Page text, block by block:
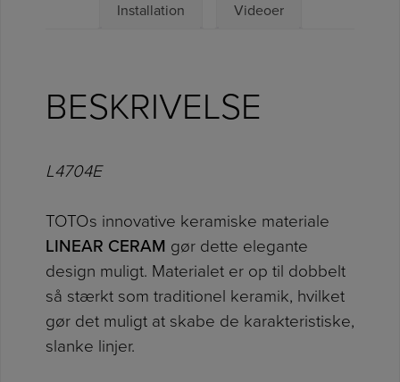
Installation Videoer
BESKRIVELSE
L4704E
TOTOs innovative keramiske materiale
LINEAR CERAM gør dette elegante
design muligt. Materialet er op til dobbelt
så stærkt som traditionel keramik, hvilket
gør det muligt at skabe de karakteristiske,
slanke linjer.